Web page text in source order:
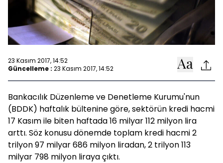
23 Kasım 2017, 14:52
Güncelleme : 23 Kasım 2017, 14:52
Bankacılık Düzenleme ve Denetleme Kurumu'nun
(BDDK) haftalık bültenine göre, sektörün kredi hacmi
17 Kasım ile biten haftada 16 milyar 112 milyon lira
arttı. Söz konusu dönemde toplam kredi hacmi 2
trilyon 97 milyar 686 milyon liradan, 2 trilyon 113
milyar 798 milyon liraya çıktı.